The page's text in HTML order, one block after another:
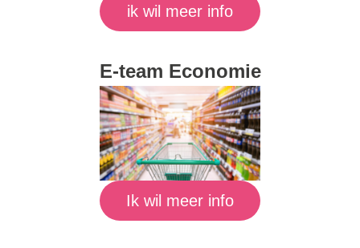
ik wil meer info
E-team Economie
Ik wil meer info